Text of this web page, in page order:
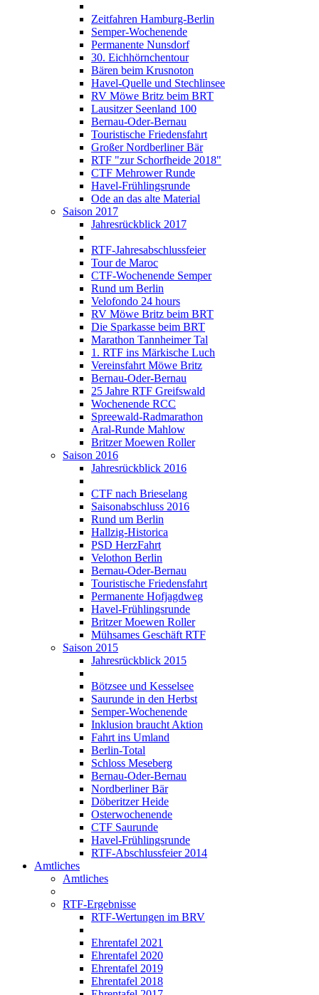
Zeitfahren Hamburg-Berlin
Semper-Wochenende
Permanente Nunsdorf
30. Eichhörnchentour
Bären beim Krusnoton
Havel-Quelle und Stechlinsee
RV Möwe Britz beim BRT
Lausitzer Seenland 100
Bernau-Oder-Bernau
Touristische Friedensfahrt
Großer Nordberliner Bär
RTF "zur Schorfheide 2018"
CTF Mehrower Runde
Havel-Frühlingsrunde
Ode an das alte Material
Saison 2017
Jahresrückblick 2017
RTF-Jahresabschlussfeier
Tour de Maroc
CTF-Wochenende Semper
Rund um Berlin
Velofondo 24 hours
RV Möwe Britz beim BRT
Die Sparkasse beim BRT
Marathon Tannheimer Tal
1. RTF ins Märkische Luch
Vereinsfahrt Möwe Britz
Bernau-Oder-Bernau
25 Jahre RTF Greifswald
Wochenende RCC
Spreewald-Radmarathon
Aral-Runde Mahlow
Britzer Moewen Roller
Saison 2016
Jahresrückblick 2016
CTF nach Brieselang
Saisonabschluss 2016
Rund um Berlin
Hallzig-Historica
PSD HerzFahrt
Velothon Berlin
Bernau-Oder-Bernau
Touristische Friedensfahrt
Permanente Hofjagdweg
Havel-Frühlingsrunde
Britzer Moewen Roller
Mühsames Geschäft RTF
Saison 2015
Jahresrückblick 2015
Bötzsee und Kesselsee
Saurunde in den Herbst
Semper-Wochenende
Inklusion braucht Aktion
Fahrt ins Umland
Berlin-Total
Schloss Meseberg
Bernau-Oder-Bernau
Nordberliner Bär
Döberitzer Heide
Osterwochenende
CTF Saurunde
Havel-Frühlingsrunde
RTF-Abschlussfeier 2014
Amtliches
Amtliches
RTF-Ergebnisse
RTF-Wertungen im BRV
Ehrentafel 2021
Ehrentafel 2020
Ehrentafel 2019
Ehrentafel 2018